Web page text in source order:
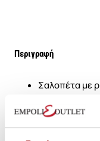
Περιγραφή
Σαλοπέτα με
Δυο λοξές
Κουμπάκια